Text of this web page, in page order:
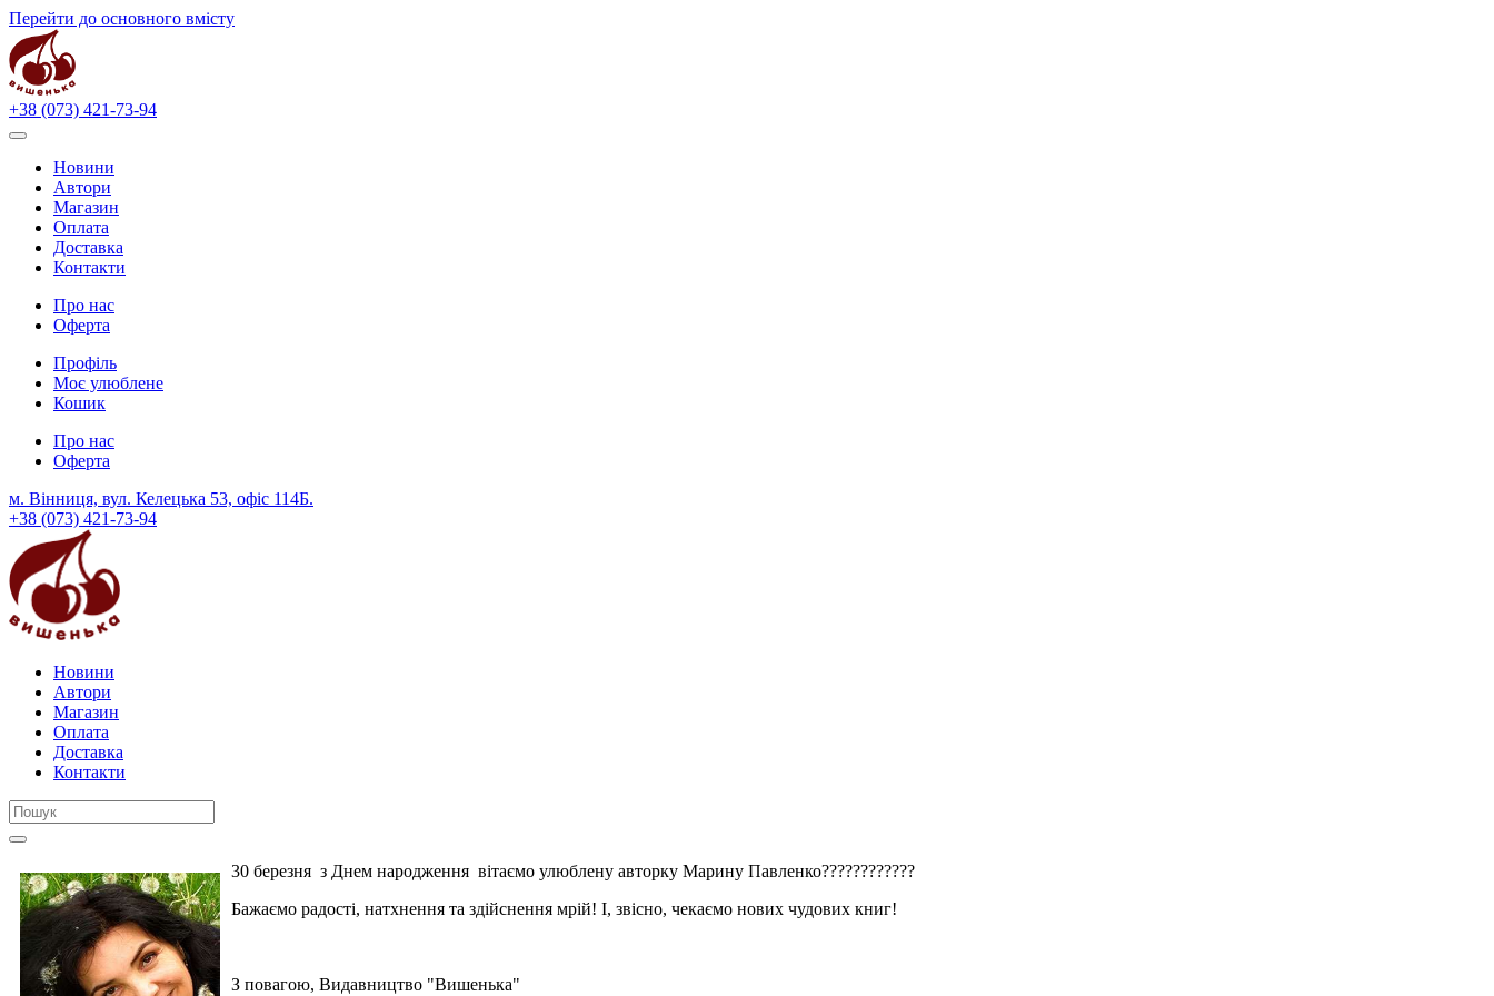
Перейти до основного вмісту
+38 (073) 421-73-94
Новини
Автори
Магазин
Оплата
Доставка
Контакти
Про нас
Оферта
Профіль
Моє улюблене
Кошик
Про нас
Оферта
м. Вінниця, вул. Келецька 53, офіс 114Б.
+38 (073) 421-73-94
Новини
Автори
Магазин
Оплата
Доставка
Контакти
30 березня з Днем народження вітаємо улюблену авторку Марину Павленко????????????
Бажаємо радості, натхнення та здійснення мрій! І, звісно, чекаємо нових чудових книг!
З повагою, Видавництво "Вишенька"